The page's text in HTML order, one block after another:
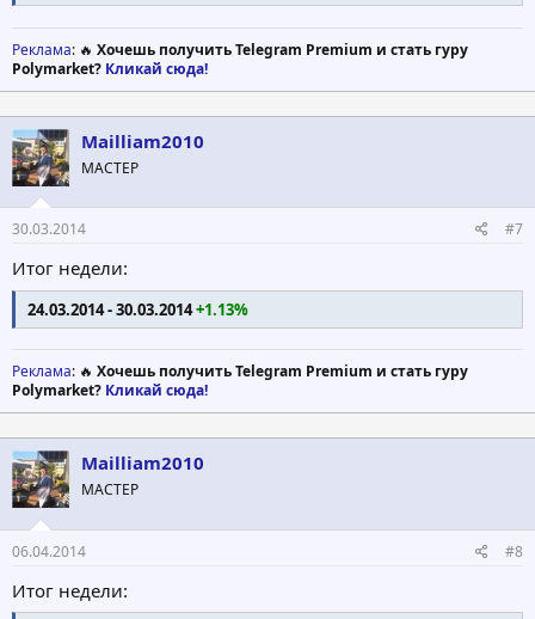
Реклама: 🔥 Хочешь получить Telegram Premium и стать гуру
Polymarket? Кликай сюда!
Mailliam2010
МАСТЕР
30.03.2014 #7
Итог недели:
24.03.2014 - 30.03.2014+1.13%
Реклама: 🔥 Хочешь получить Telegram Premium и стать гуру
Polymarket? Кликай сюда!
Mailliam2010
МАСТЕР
06.04.2014 #8
Итог недели: